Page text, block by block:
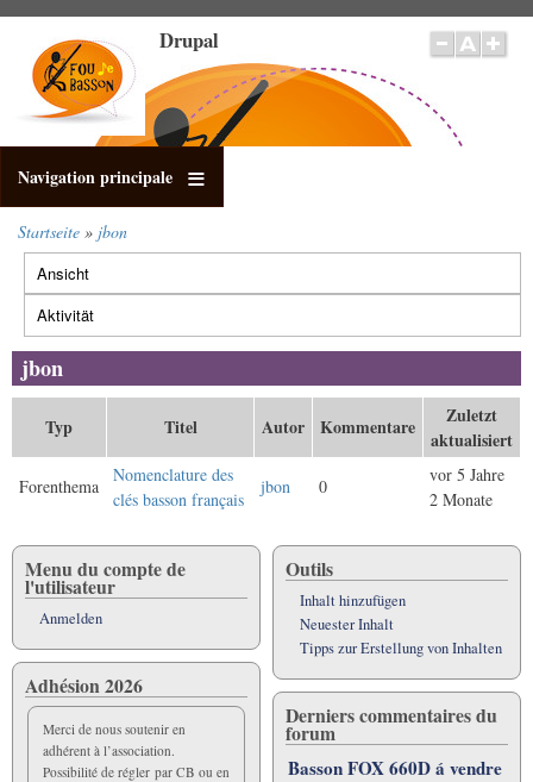
Inhalt
Drupal
Navigation principale
Pfadnavigation
Startseite jbon
Primäre
Reiter
Ansicht
Aktivität
Reiter)
jbon
Typ Titel Autor Kommentare
Zuletzt
aktualisiert
Forenthema
Nomenclature des
clés basson français
jbon 0
vor 5 Jahre
2 Monate
Menu du compte de
l'utilisateur
Anmelden
Adhésion 2026
Merci de nous soutenir en
adhérent à l’association.
Possibilité de régler par CB ou en
Outils
Inhalt hinzufügen
Neuester Inhalt
Tipps zur Erstellung von Inhalten
Derniers commentaires du
forum
Basson FOX 660D á vendre